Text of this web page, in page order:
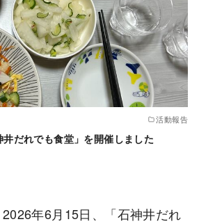
活動報告
だれでも食堂」を開催しました
2026年6月15日、「石神井だれ